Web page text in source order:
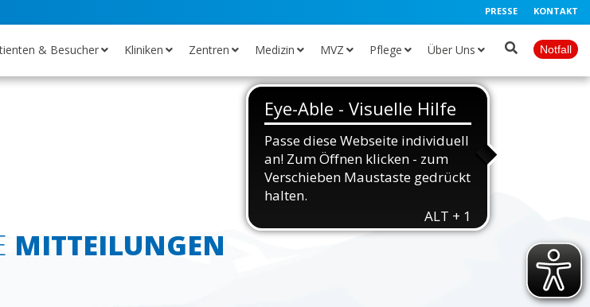
PRESSE KONTAKT
Notfall
& Besucher Kliniken Zentren Medizin MVZ Pflege Über Uns
MITTEILUNGEN